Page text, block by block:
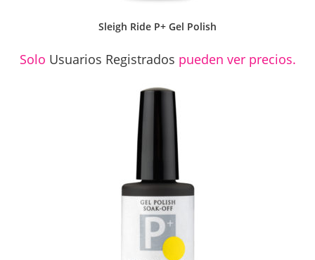
Sleigh Ride P+ Gel Polish
Solo Usuarios Registrados pueden ver precios.